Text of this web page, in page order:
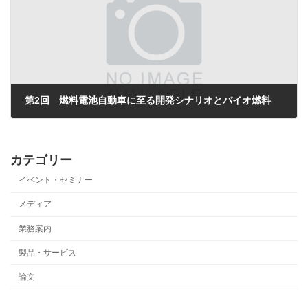
第2回 燃料電池自動車に至る開発シナリオとバイオ燃料
カテゴリー
イベント・セミナー
メディア
業務案内
製品・サービス
論文